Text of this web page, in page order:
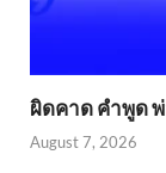
ผิดคาด คำพูด
August 7, 2026